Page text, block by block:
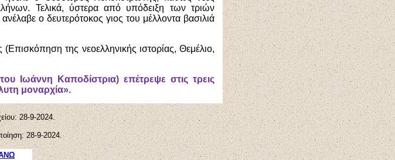
Τελικά, ύστερα από υπόδειξη των τριών
ο δευτερότοκος γιος του μέλλοντα βασιλιά
της νεοελληνικής ιστορίας, Θεμέλιο,
Ιωάννη Καποδίστρια) επέτρεψε στις τρεις
μοναρχία».
28-9-2024.
28-9-2024.